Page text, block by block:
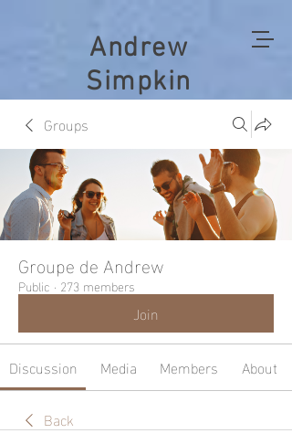
Andrew
Simpkin
Groups
Groupe de Andrew
Public · 273 members
Join
Discussion Media Members
About
Back